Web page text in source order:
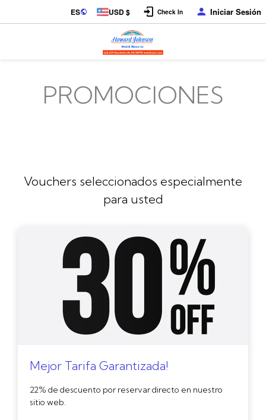
ES USD $ Check In Iniciar Sesión
PROMOCIONES
Vouchers seleccionados especialmente
para usted
Mejor Tarifa Garantizada!
22% de descuento por reservar directo en nuestro
sitio web.